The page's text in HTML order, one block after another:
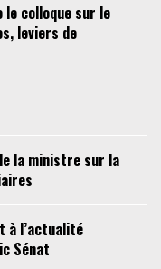
colloque sur le
leviers de
la ministre sur la
à l’actualité
Sénat